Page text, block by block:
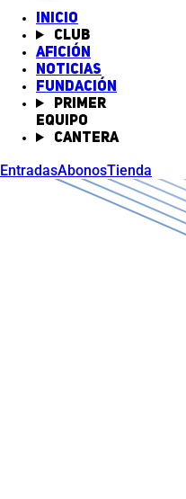
INICIO
Club
Afición
Noticias
Fundación
Primer
equipo
Cantera
EntradasAbonosTienda